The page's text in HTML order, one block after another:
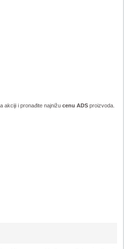
akciji i pronađite najnižu cenu ADSproizvoda.